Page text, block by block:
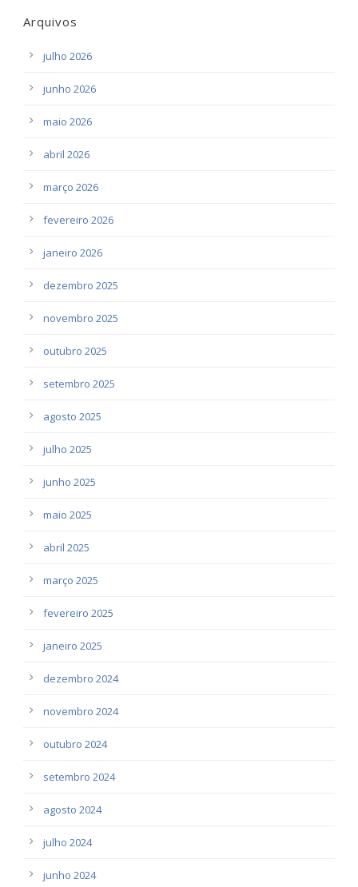
Arquivos
julho 2026
junho 2026
maio 2026
abril 2026
março 2026
fevereiro 2026
janeiro 2026
dezembro 2025
novembro 2025
outubro 2025
setembro 2025
agosto 2025
julho 2025
junho 2025
maio 2025
abril 2025
março 2025
fevereiro 2025
janeiro 2025
dezembro 2024
novembro 2024
outubro 2024
setembro 2024
agosto 2024
julho 2024
junho 2024